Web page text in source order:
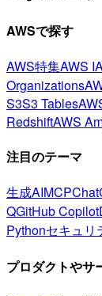
AWSで探す
AWS特集AWS
Organizations
S3S3 Tables
RedshiftAWS
注目のテーマ
生成AIMCP
QGitHub Copilot
Pythonセキュリ
プロダクトやサ